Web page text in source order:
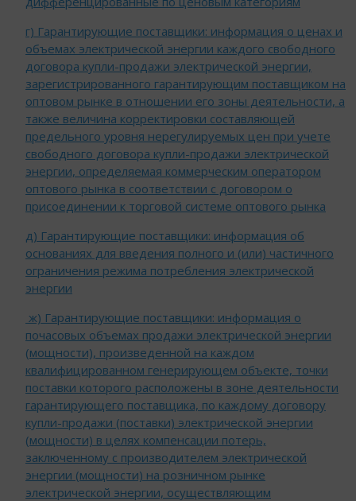
г) Гарантирующие поставщики: информация о ценах и
объемах электрической энергии каждого свободного
договора купли-продажи электрической энергии,
зарегистрированного гарантирующим поставщиком на
оптовом рынке в отношении его зоны деятельности, а
также величина корректировки составляющей
предельного уровня нерегулируемых цен при учете
свободного договора купли-продажи электрической
энергии, определяемая коммерческим оператором
оптового рынка в соответствии с договором о
присоединении к торговой системе оптового рынка
д) Гарантирующие поставщики: информация об
основаниях для введения полного и (или) частичного
ограничения режима потребления электрической
энергии
ж) Гарантирующие поставщики: информация о
почасовых объемах продажи электрической энергии
(мощности), произведенной на каждом
квалифицированном генерирующем объекте, точки
поставки которого расположены в зоне деятельности
гарантирующего поставщика, по каждому договору
купли-продажи (поставки) электрической энергии
(мощности) в целях компенсации потерь,
заключенному с производителем электрической
энергии (мощности) на розничном рынке
электрической энергии, осуществляющим